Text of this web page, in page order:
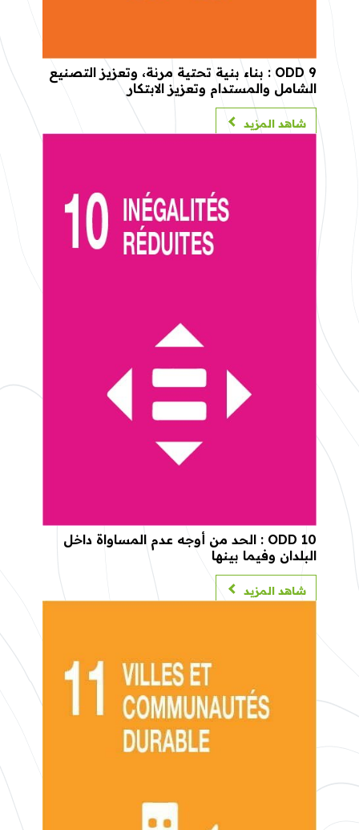
ODD 9 : بناء بنية تحتية مرنة، وتعزيز التصنيع
الشامل والمستدام وتعزيز الابتكار
شاهد المزيد
ODD 10 : الحد من أوجه عدم المساواة داخل
البلدان وفيما بينها
شاهد المزيد